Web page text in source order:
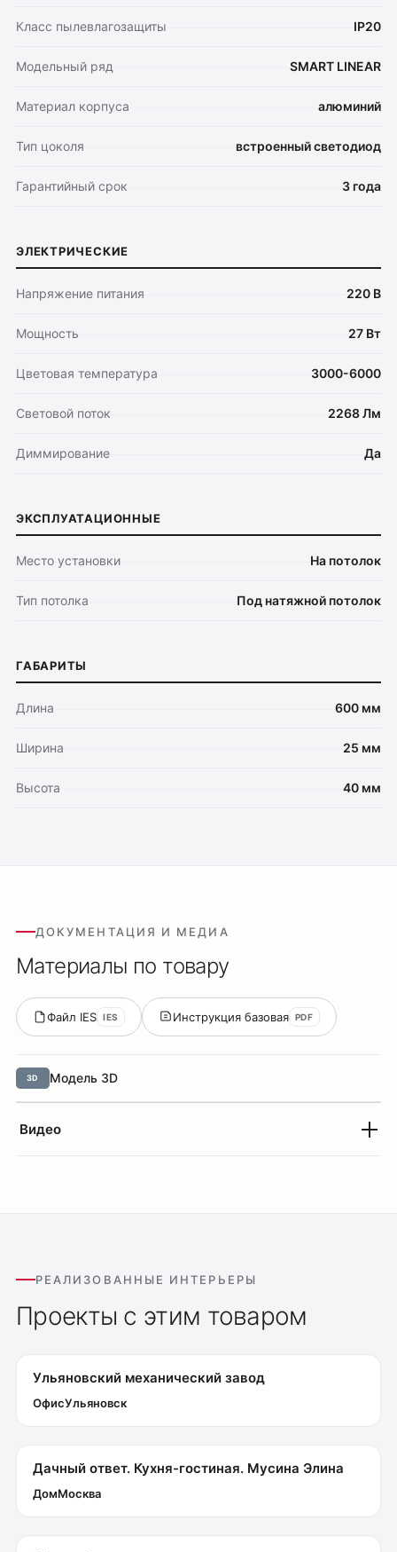
Класс пылевлагозащиты IP20
Модельный ряд SMART LINEAR
Материал корпуса алюминий
Тип цоколя встроенный светодиод
Гарантийный срок 3 года
ЭЛЕКТРИЧЕСКИЕ
Напряжение питания 220 В
Мощность 27 Вт
Цветовая температура 3000-6000
Световой поток 2268 Лм
Диммирование Да
ЭКСПЛУАТАЦИОННЫЕ
Место установки На потолок
Тип потолка Под натяжной потолок
ГАБАРИТЫ
Длина 600 мм
Ширина 25 мм
Высота 40 мм
ДОКУМЕНТАЦИЯ И МЕДИА
Материалы по товару
Файл IES IES Инструкция базовая PDF
3D Модель 3D
Видео
РЕАЛИЗОВАННЫЕ ИНТЕРЬЕРЫ
Проекты с этим товаром
Ульяновский механический завод
ОфисУльяновск
Дачный ответ. Кухня-гостиная. Мусина Элина
ДомМосква
Каталог
Доставка
Оплата